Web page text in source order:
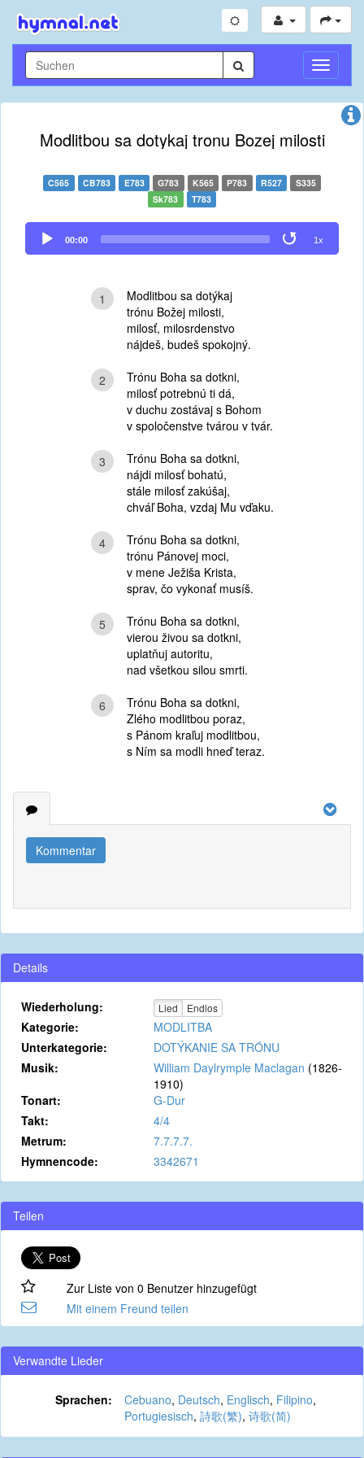
Modlitbou sa dotykaj tronu Bozej milosti
C565 CB783 E783 G783 K565 P783 R527
S335
Sk783
T783
Audio
Player
00:00 1x
1
Modlitbou sa dotýkaj
trónu Božej milosti,
milosť, milosrdenstvo
nájdeš, budeš spokojný.
2
Trónu Boha sa dotkni,
milosť potrebnú ti dá,
v duchu zostávaj s Bohom
v spoločenstve tvárou v tvár.
3
Trónu Boha sa dotkni,
nájdi milosť bohatú,
stále milosť zakúšaj,
chváľ Boha, vzdaj Mu vďaku.
4
Trónu Boha sa dotkni,
trónu Pánovej moci,
v mene Ježiša Krista,
sprav, čo vykonať musíš.
5
Trónu Boha sa dotkni,
vierou živou sa dotkni,
uplatňuj autoritu,
nad všetkou silou smrti.
6
Trónu Boha sa dotkni,
Zlého modlitbou poraz,
s Pánom kraľuj modlitbou,
s Ním sa modli hneď teraz.
Kommentar
Details
Wiederholung: Lied Endlos
Kategorie:
MODLITBA
Unterkategorie:
DOTÝKANIE SA TRÓNU
Musik:
William Daylrymple Maclagan (1826-
1910)
Tonart:
G-Dur
Takt:
4/4
Metrum:
7.7.7.7.
Hymnencode:
3342671
Teilen
Zur Liste von 0 Benutzer hinzugefügt
Mit einem Freund teilen
Verwandte Lieder
Sprachen: Cebuano, Deutsch, Englisch, Filipino,
Portugiesisch, 詩歌(繁), 诗歌(简)